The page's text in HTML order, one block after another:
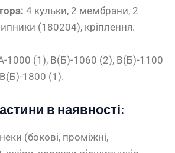
4 кульки, 2 мембрани, 2
(180204), кріплення.
1000 (1), В(Б)-1060 (2), В(Б)-1100
1800 (1).
в наявності:
(бокові, проміжні,